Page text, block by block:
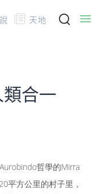
天地
合一
哲學的Mirra
平方公里的村子里，